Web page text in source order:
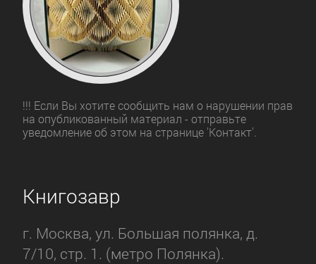
!!! Если Вы хотите сообщить нам о нарушении прав
на опубликованный материал - отправьте
уведомление об этом на странице 'Контакт'.
Книгозавр
г. Москва, ул. Большая полянка, д.
7/10, стр. 1. (метро Полянка).